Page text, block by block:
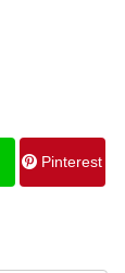
Pinterest